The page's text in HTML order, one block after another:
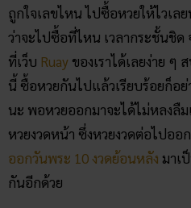
ถูกใจเลขไหน ไปซื้อหวยให้ไวเ
ว่าจะไปซื้อที่ไหน เวลากระชั้นชิ
ที่เว็บ Ruay ของเราได้เลยง่าย
นี้ ซื้อหวยกันไปแล้วเรียบร้อยก็อ
นะ พอหวยออกมาจะได้ไม่หลงลืม
หวยงวดหน้า ซึ่งหวยงวดต่อไปออ
ออกวันพระ 10 งวดย้อนหลัง มาเ
กันอีกด้วย